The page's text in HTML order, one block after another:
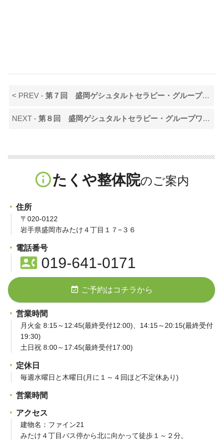
< PREV -第７回 盛岡ゲシュタルトセラピー・グループワークショップ
NEXT -第８回 盛岡ゲシュタルトセラピー・グループワークショップ
info_outlineたくや整体院
住所
〒020-0122
岩手県盛岡市みたけ４丁目１７−３６
電話番号
contact_phone019-641-0171
event_available ご予約はコチラから
営業時間
月火金 8:15～12:45(最終受付12:00)、14:15～20:15(最終受付
19:30)
土日祝 8:00～17:45(最終受付17:00)
定休日
毎週水曜日と木曜日(月に１～４回ほど不定休あり)
営業時間
アクセス
建物名：ファイン21
みたけ４丁目バス停から北に向かって徒歩１～２分。